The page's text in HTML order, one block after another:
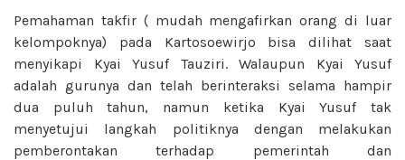
Pemahaman takfir ( mudah mengafirkan orang di luar
kelompoknya) pada Kartosoewirjo bisa dilihat saat
menyikapi Kyai Yusuf Tauziri. Walaupun Kyai Yusuf
adalah gurunya dan telah berinteraksi selama hampir
dua puluh tahun, namun ketika Kyai Yusuf tak
menyetujui langkah politiknya dengan melakukan
pemberontakan terhadap pemerintah dan